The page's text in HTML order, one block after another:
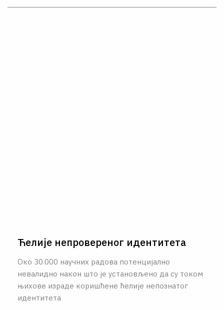
Ћелије непровереног идентитета
Око 30.000 научних радова потенцијално
невалидно након што је установљено да су током
њихове израде коришћене ћелије непознатог
идентитета